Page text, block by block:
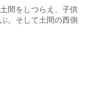
間をしつらえ、子供
。そして土間の西側